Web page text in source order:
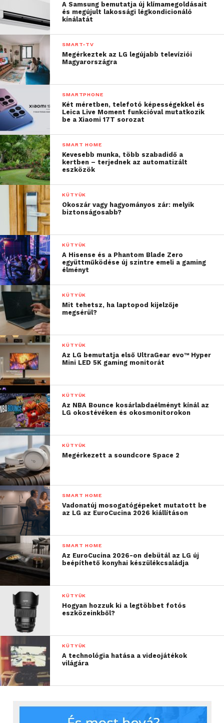
A Samsung bemutatja új klímamegoldásait
és megújult lakossági légkondicionáló
kínálatát
SMART-TV
Megérkeztek az LG legújabb televíziói
Magyarországra
SMARTPHONE
Két méretben, telefotó képességekkel és
Leica Live Moment funkcióval mutatkozik
be a Xiaomi 17T sorozat
SMART HOME
Kevesebb munka, több szabadidő a
kertben – terjednek az automatizált
eszközök
KÜTYÜK
Okoszár vagy hagyományos zár: melyik
biztonságosabb?
KÜTYÜK
A Hisense és a Phantom Blade Zero
együttműködése új szintre emeli a gaming
élményt
KÜTYÜK
Mit tehetsz, ha laptopod kijelzője
megsérül?
KÜTYÜK
Az LG bemutatja első UltraGear evo™ Hyper
Mini LED 5K gaming monitorát
KÜTYÜK
Az NBA Bounce kosárlabdaélményt kínál az
LG okostévéken és okosmonitorokon
KÜTYÜK
Megérkezett a soundcore Space 2
SMART HOME
Vadonatúj mosogatógépeket mutatott be
az LG az EuroCucina 2026 kiállításon
SMART HOME
Az EuroCucina 2026-on debütál az LG új
beépíthető konyhai készülékcsaládja
KÜTYÜK
Hogyan hozzuk ki a legtöbbet fotós
eszközeinkből?
KÜTYÜK
A technológia hatása a videojátékok
világára